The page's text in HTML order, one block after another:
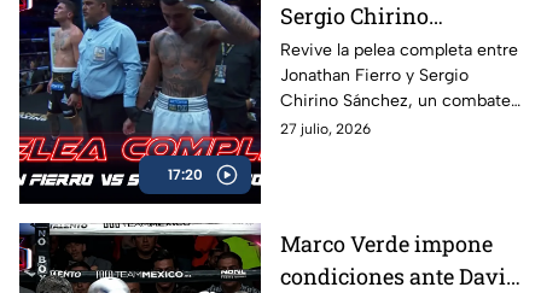
17:20
Sergio Chirino
protagonizan una
guerra sobre el ring
Revive la pelea completa entre
Jonathan Fierro y Sergio
Chirino Sánchez, un combate
lleno de intensidad,
27 julio, 2026
Marco Verde impone
condiciones ante David